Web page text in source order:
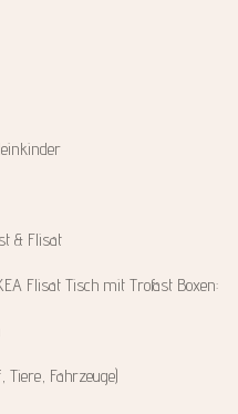
& Flisat
Flisat Tisch mit Trofast Boxen:
Tiere, Fahrzeuge)